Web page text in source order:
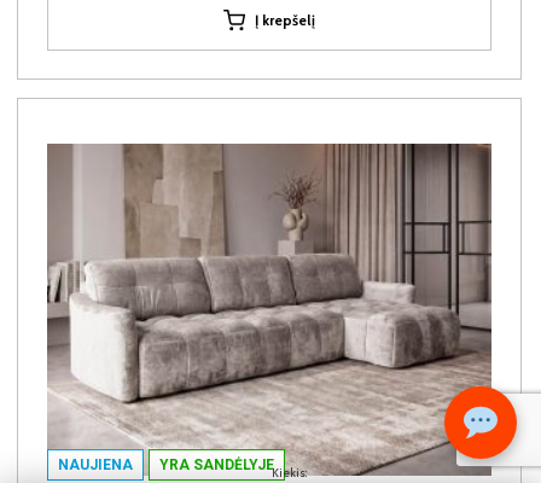
Kiekis:
Į krepšelį
NAUJIENA YRA SANDĖLYJE